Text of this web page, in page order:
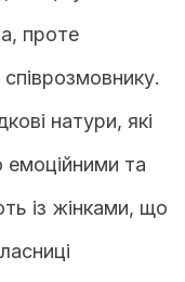
проте
натури, які
та
із жінками, що